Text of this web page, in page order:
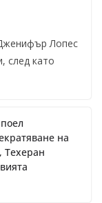
Лопес
след като
на
Техеран